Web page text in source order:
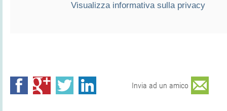
Visualizza informativa sulla privacy
Invia ad un amico